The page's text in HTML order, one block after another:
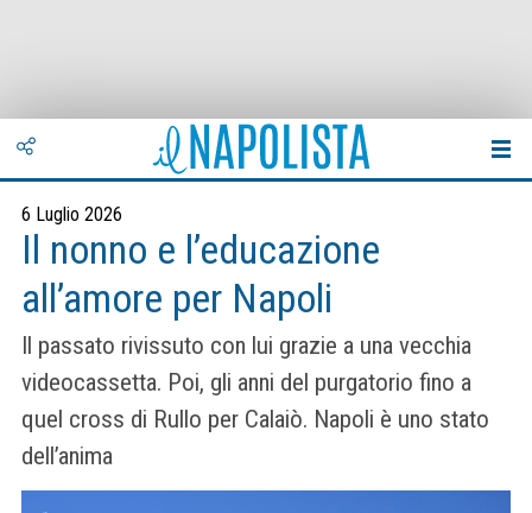
6 Luglio 2026
Il nonno e l’educazione
all’amore per Napoli
Il passato rivissuto con lui grazie a una vecchia
videocassetta. Poi, gli anni del purgatorio fino a
quel cross di Rullo per Calaiò. Napoli è uno stato
dell’anima